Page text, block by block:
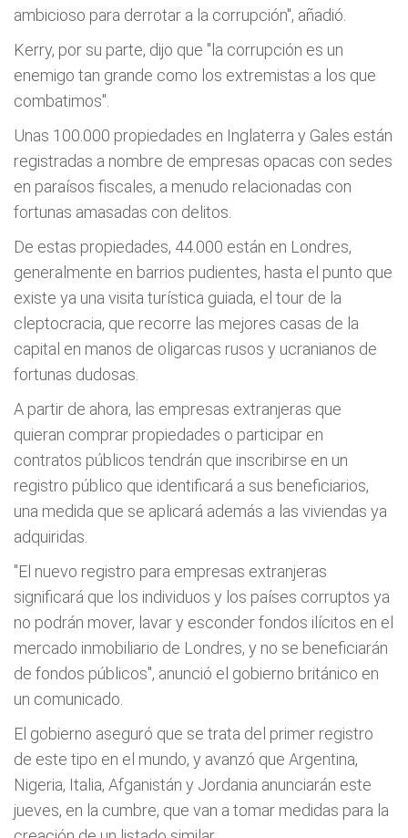
ambicioso para derrotar a la corrupción", añadió.
Kerry, por su parte, dijo que "la corrupción es un
enemigo tan grande como los extremistas a los que
combatimos".
Unas 100.000 propiedades en Inglaterra y Gales están
registradas a nombre de empresas opacas con sedes
en paraísos fiscales, a menudo relacionadas con
fortunas amasadas con delitos.
De estas propiedades, 44.000 están en Londres,
generalmente en barrios pudientes, hasta el punto que
existe ya una visita turística guiada, el tour de la
cleptocracia, que recorre las mejores casas de la
capital en manos de oligarcas rusos y ucranianos de
fortunas dudosas.
A partir de ahora, las empresas extranjeras que
quieran comprar propiedades o participar en
contratos públicos tendrán que inscribirse en un
registro público que identificará a sus beneficiarios,
una medida que se aplicará además a las viviendas ya
adquiridas.
"El nuevo registro para empresas extranjeras
significará que los individuos y los países corruptos ya
no podrán mover, lavar y esconder fondos ilícitos en el
mercado inmobiliario de Londres, y no se beneficiarán
de fondos públicos", anunció el gobierno británico en
un comunicado.
El gobierno aseguró que se trata del primer registro
de este tipo en el mundo, y avanzó que Argentina,
Nigeria, Italia, Afganistán y Jordania anunciarán este
jueves, en la cumbre, que van a tomar medidas para la